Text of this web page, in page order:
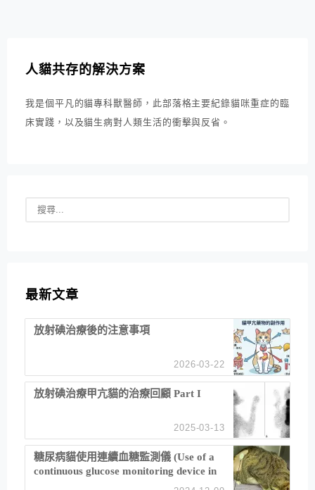
人貓共存的解決方案
我是個平凡的貓專科獸醫師，此部落格主要紀錄貓咪重症的臨
床實踐，以及貓生病對人類生活的衝擊與反省。
最新文章
放射碘治療後的注意事項
2026-03-22
放射碘治療甲亢貓的治療回顧 Part I
2025-03-13
糖尿病貓使用連續血糖監測儀 (Use of a
continuous glucose monitoring device in